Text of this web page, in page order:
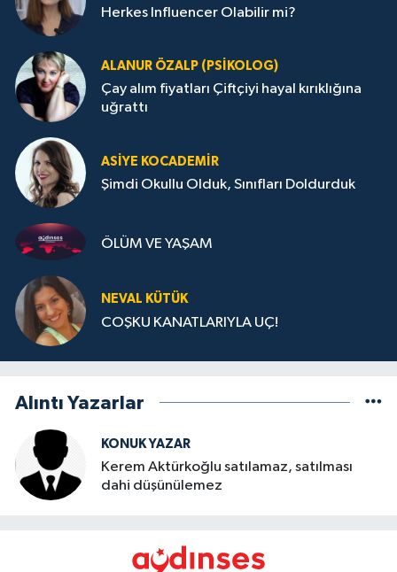
Herkes Influencer Olabilir mi?
ALANUR ÖZALP (PSIKOLOG)
Çay alım fiyatları Çiftçiyi hayal kırıklığına
uğrattı
ASIYE KOCADEMİR
Şimdi Okullu Olduk, Sınıfları Doldurduk
ÖLÜM VE YAŞAM
NEVAL KÜTÜK
COŞKU KANATLARIYLA UÇ!
Alıntı Yazarlar
KONUK YAZAR
Kerem Aktürkoğlu satılamaz, satılması
dahi düşünülemez